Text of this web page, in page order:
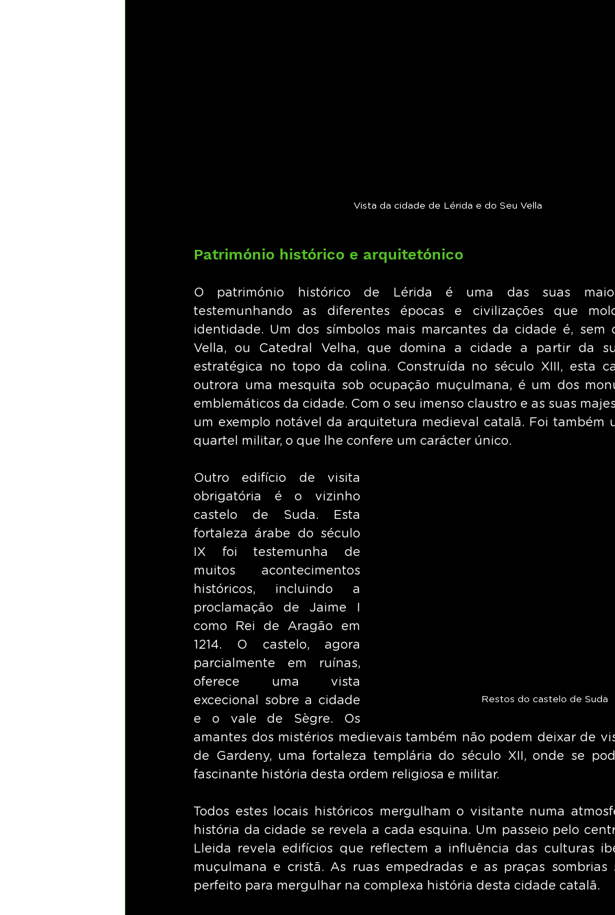
Vista da cidade de Lérida e do Seu Vella
Património histórico e arquitetónico
O património histórico de Lérida é uma das suas
testemunhando as diferentes épocas e civilizações que
identidade. Um dos símbolos mais marcantes da cidade é, sem
Vella, ou Catedral Velha, que domina a cidade a partir da
estratégica no topo da colina. Construída no século XIII, esta
outrora uma mesquita sob ocupação muçulmana, é um dos
emblemáticos da cidade. Com o seu imenso claustro e as suas
um exemplo notável da arquitetura medieval catalã. Foi também
quartel militar, o que lhe confere um carácter único.
Restos do castelo de Suda
Outro edifício de visita
obrigatória é o vizinho
castelo de Suda. Esta
fortaleza árabe do século
IX foi testemunha de
muitos acontecimentos
históricos, incluindo a
proclamação de Jaime I
como Rei de Aragão em
1214. O castelo, agora
parcialmente em ruínas,
oferece uma vista
excecional sobre a cidade
e o vale de Sègre. Os
amantes dos mistérios medievais também não podem deixar de
de Gardeny, uma fortaleza templária do século XII, onde se
fascinante história desta ordem religiosa e militar.
Todos estes locais históricos mergulham o visitante numa
história da cidade se revela a cada esquina. Um passeio pelo
Lleida revela edifícios que reflectem a influência das culturas
muçulmana e cristã. As ruas empedradas e as praças sombrias
perfeito para mergulhar na complexa história desta cidade catalã.